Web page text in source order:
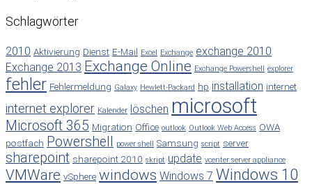
Schlagwörter
2010 Aktivierung Dienst E-Mail Excel Exchange exchange 2010
Exchange 2013 Exchange Online Exchange Powershell explorer
fehler Fehlermeldung Galaxy Hewlett-Packard hp installation internet
internet explorer Kalender löschen microsoft
Microsoft 365 Migration Office outlook Outlook Web Access OWA
postfach Powershell power shell Samsung script server
sharepoint sharepoint 2010 skript update vcenter server appliance
VMWare vSphere windows Windows 7 Windows 10